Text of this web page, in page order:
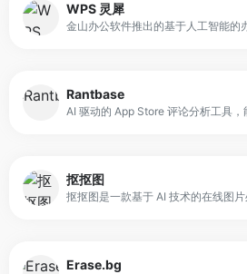
WPS 灵犀
Rantbase
抠抠图
Erase.bg